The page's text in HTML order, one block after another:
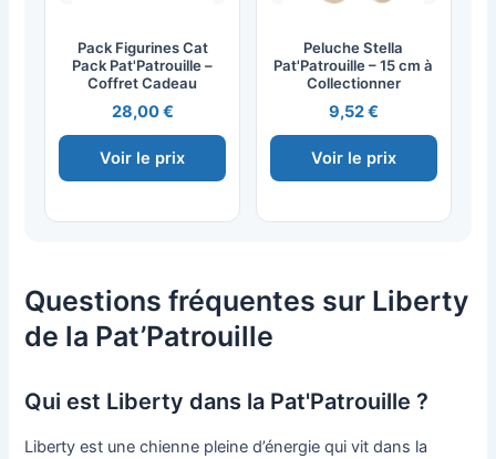
Pack Figurines Cat
Pack Pat'Patrouille –
Coffret Cadeau
28,00 €
Voir le prix
Peluche Stella
Pat'Patrouille – 15 cm à
Collectionner
9,52 €
Voir le prix
Questions fréquentes sur Liberty
de la Pat’Patrouille
Qui est Liberty dans la Pat'Patrouille ?
Liberty est une chienne pleine d’énergie qui vit dans la